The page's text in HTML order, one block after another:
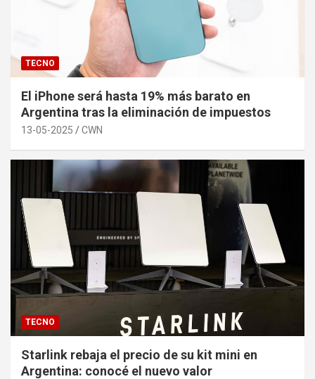
TECNO
El iPhone será hasta 19% más barato en
Argentina tras la eliminación de impuestos
13-05-2025 CWN
TECNO
Starlink rebaja el precio de su kit mini en
Argentina: conocé el nuevo valor